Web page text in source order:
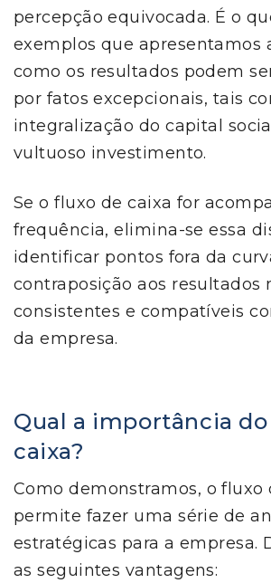
percepção equivocada. É o
exemplos que apresentamos
como os resultados podem
por fatos excepcionais, tais
integralização do capital
vultuoso investimento.
Se o fluxo de caixa for
frequência, elimina-se essa
identificar pontos fora da
contraposição aos resultados
consistentes e compatíveis
da empresa.
Qual a importância
caixa?
Como demonstramos, o fluxo
permite fazer uma série de
estratégicas para a empresa.
as seguintes vantagens: